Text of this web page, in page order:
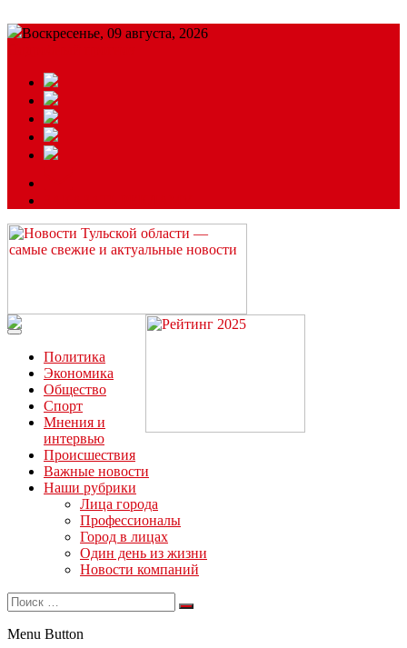
Воскресенье, 09 августа, 2026
Читайте последние новости дня в Тульской области на сайте
“ЗаНовомосковск”
Политика
Экономика
Общество
Спорт
Мнения и
интервью
Происшествия
Важные новости
Наши рубрики
Лица города
Профессионалы
Город в лицах
Один день из жизни
Новости компаний
Menu Button